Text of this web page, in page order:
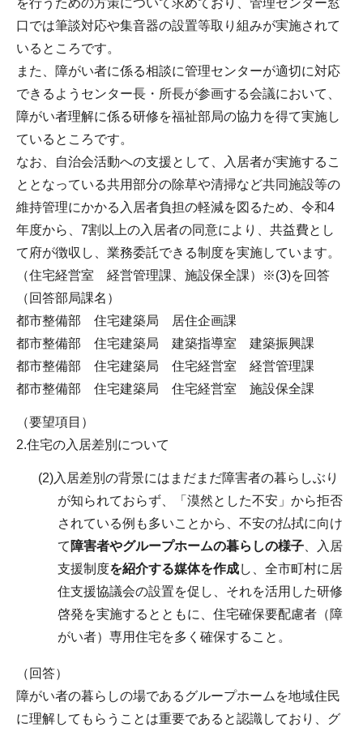
を行うための方策について求めており、管理センター窓
口では筆談対応や集音器の設置等取り組みが実施されて
いるところです。
また、障がい者に係る相談に管理センターが適切に対応
できるようセンター長・所長が参画する会議において、
障がい者理解に係る研修を福祉部局の協力を得て実施し
ているところです。
なお、自治会活動への支援として、入居者が実施するこ
ととなっている共用部分の除草や清掃など共同施設等の
維持管理にかかる入居者負担の軽減を図るため、令和4
年度から、7割以上の入居者の同意により、共益費とし
て府が徴収し、業務委託できる制度を実施しています。
（住宅経営室 経営管理課、施設保全課）※(3)を回答
（回答部局課名）
都市整備部 住宅建築局 居住企画課
都市整備部 住宅建築局 建築指導室 建築振興課
都市整備部 住宅建築局 住宅経営室 経営管理課
都市整備部 住宅建築局 住宅経営室 施設保全課
（要望項目）
2.住宅の入居差別について
(2)入居差別の背景にはまだまだ障害者の暮らしぶり
が知られておらず、「漠然とした不安」から拒否
されている例も多いことから、不安の払拭に向け
て 障害者やグループホームの暮らしの様子 、入居
支援制度を紹介する媒体を作成し、全市町村に居
住支援協議会の設置を促し、それを活用した研修
啓発を実施するとともに、住宅確保要配慮者（障
がい者）専用住宅を多く確保すること。
（回答）
障がい者の暮らしの場であるグループホームを地域住民
に理解してもらうことは重要であると認識しており、グ